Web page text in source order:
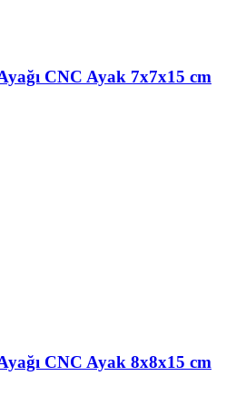
CNC Ayak 7x7x15 cm
CNC Ayak 8x8x15 cm